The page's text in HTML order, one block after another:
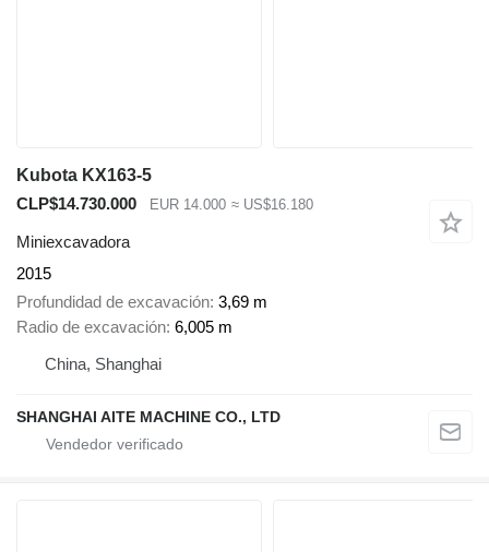
Kubota KX163-5
CLP$14.730.000
EUR 14.000 ≈ US$16.180
Miniexcavadora
2015
Profundidad de excavación 3,69 m
Radio de excavación 6,005 m
China, Shanghai
SHANGHAI AITE MACHINE CO., LTD